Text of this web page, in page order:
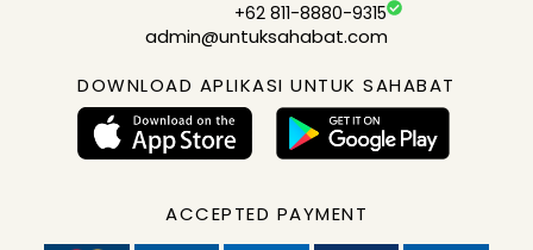
+62 811-8880-9315
admin@untuksahabat.com
DOWNLOAD APLIKASI UNTUK SAHABAT
ACCEPTED PAYMENT